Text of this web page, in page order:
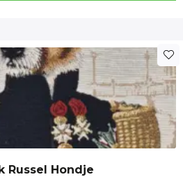
Russel Hondje